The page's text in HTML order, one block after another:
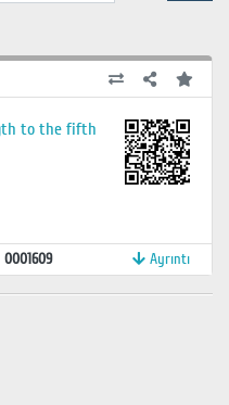
to the fifth
0001609 Ayrıntı